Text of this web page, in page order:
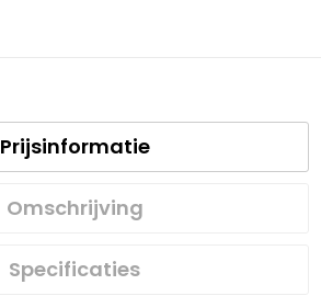
Prijsinformatie
Omschrijving
Specificaties